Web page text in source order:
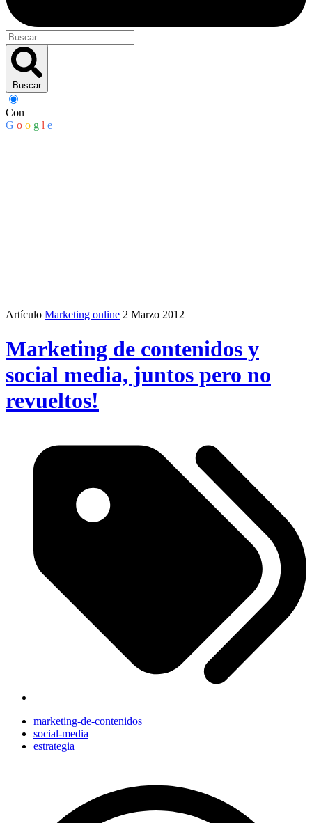
Buscar
Con
G o o g l e
Artículo Marketing online 2 Marzo 2012
Marketing de contenidos y
social media, juntos pero no
revueltos!
marketing-de-contenidos
social-media
estrategia